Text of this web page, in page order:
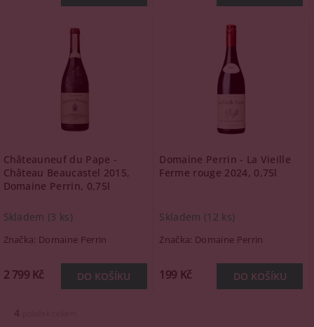
Châteauneuf du Pape -
Château Beaucastel 2015,
Domaine Perrin, 0,75l
Skladem (3 ks)
Značka: Domaine Perrin
2 799 Kč
Domaine Perrin - La Vieille
Ferme rouge 2024, 0,75l
Skladem (12 ks)
Značka: Domaine Perrin
199 Kč
4